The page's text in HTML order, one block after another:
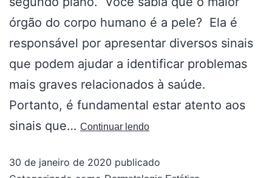
órgão do corpo humano é a pele? Ela é
responsável por apresentar diversos sinais
que podem ajudar a identificar problemas
mais graves relacionados à saúde.
Portanto, é fundamental estar atento aos
sinais que… Continuar lendo
30 de janeiro de 2020 publicado